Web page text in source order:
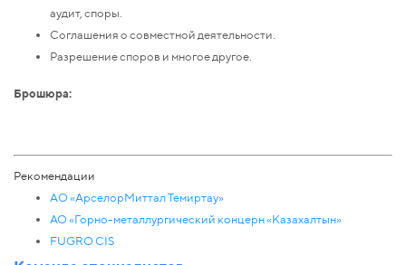
аудит, споры.
Соглашения о совместной деятельности.
Разрешение споров и многое другое.
Брошюра:
Рекомендации
AО «АрселорМиттал Темиртау»
АО «Горно-металлургический концерн «Казахалтын»
FUGRO CIS